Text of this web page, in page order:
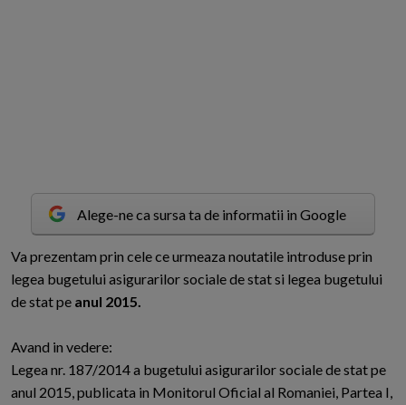
Alege-ne ca sursa ta de informatii in Google
Va prezentam prin cele ce urmeaza noutatile introduse prin
legea bugetului asigurarilor sociale de stat si legea bugetului
de stat pe anul 2015.
Avand in vedere:
Legea nr. 187/2014 a bugetului asigurarilor sociale de stat pe
anul 2015, publicata in Monitorul Oficial al Romaniei, Partea I,